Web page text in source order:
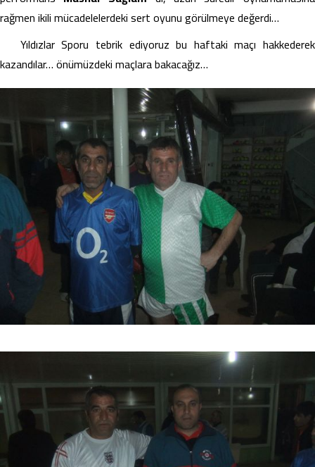
rağmen ikili mücadelelerdeki sert oyunu görülmeye değerdi…
Yıldızlar Sporu tebrik ediyoruz bu haftaki maçı hakkederek
kazandılar… önümüzdeki maçlara bakacağız…